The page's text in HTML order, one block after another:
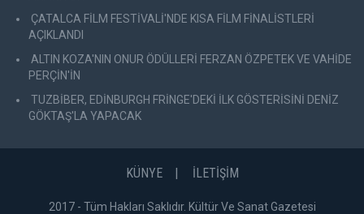
ÇATALCA FİLM FESTİVALİ'NDE KISA FİLM FİNALİSTLERİ
AÇIKLANDI
ALTIN KOZA'NIN ONUR ÖDÜLLERİ FERZAN ÖZPETEK VE VAHİDE
PERÇİN'İN
TUZBİBER, EDİNBURGH FRİNGE'DEKİ İLK GÖSTERİSİNİ DENİZ
GÖKTAŞ'LA YAPACAK
KÜNYE İLETİŞİM
2017 - Tüm Hakları Saklıdır. Kültür Ve Sanat Gazetesi